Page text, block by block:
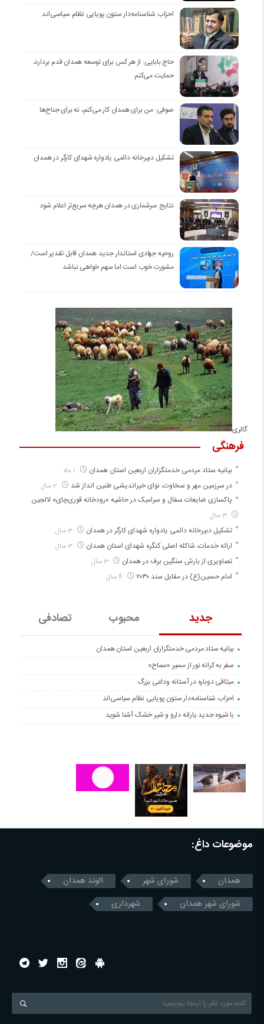
احزاب شناسنامه‌دار ستون پویایی نظام سیاسی‌اند
حاج بابایی: از هر کس برای توسعه همدان قدم بردارد،
حمایت می‌کنم
صوفی: من برای همدان کار می‌کنم، نه برای جناح‌ها
تشکیل دبیرخانه دائمی یادواره شهدای کارگر در همدان
نتایج سرشماری در همدان هرچه سریع‌تر اعلام شود
روحیه جهادی استاندار جدید همدان قابل تقدیر است/
مشورت خوب است اما سهم خواهی نباشد
گالری
جدید محبوب تصادفی
بیانیه ستاد مردمی خدمتگزاران اربعین استان همدان
سفر به کرانه‌ نور از مسیرِ «سماح»
میثاقی دوباره در آستانه‌ وداعی بزرگ
احزاب شناسنامه‌دار ستون پویایی نظام سیاسی‌اند
با شیوه جدید یارانه دارو و شیر خشک آشنا شوید
فرهنگی
بیانیه ستاد مردمی خدمتگزاران اربعین استان همدان
در سرزمین مهر و سخاوت، نوای خیراندیشی طنین انداز شد
پاکسازی ضایعات سفال و سرامیک در حاشیه «رودخانه قوری‌چای» لالجین
3 سال
تشکیل دبیرخانه دائمی یادواره شهدای کارگر در همدان 3 سال
ارائه خدمات، شاکله اصلی کنگره شهدای استان همدان 3 سال
تصاویری از بارش سنگین برف در همدان 3 سال
امام حسین(ع) در مقابل سند ۲۰۳۰
موضوعات داغ:
همدان شورای شهر
الوند همدان
شورای شهر همدان
شهرداری